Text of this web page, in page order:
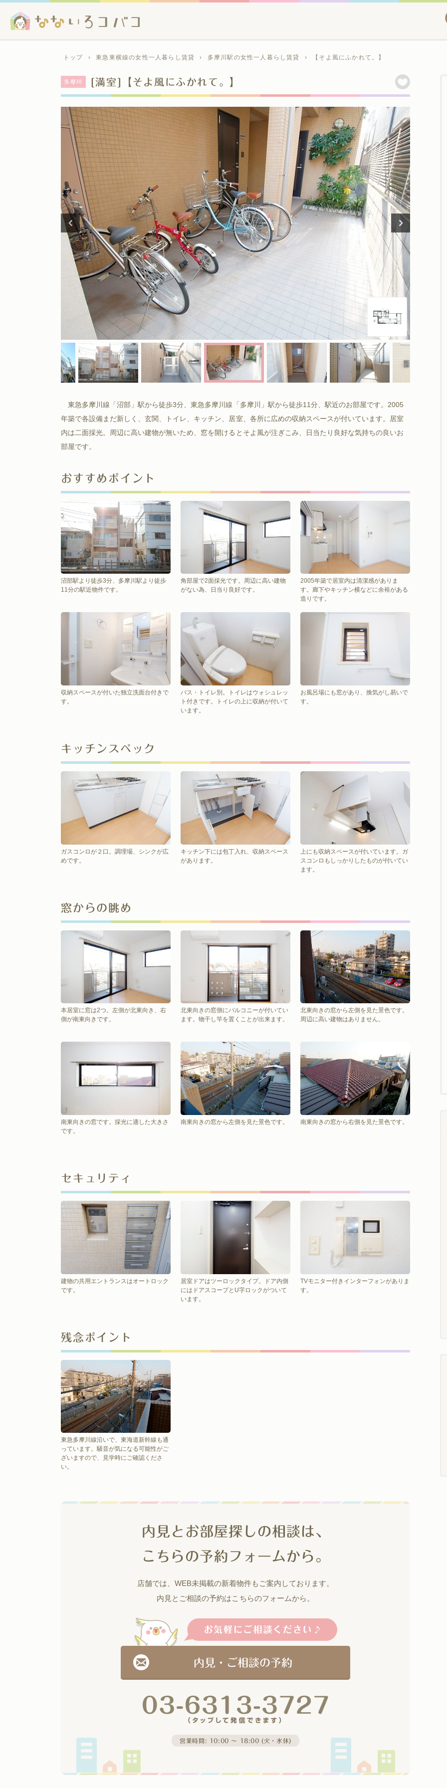
トップ › 東急東横線の女性一人暮らし賃貸 › 多摩川駅の女性一人暮らし賃貸 › 【そよ風にふかれて。】
多摩川 [満室]【そよ風にふかれて。】
東急多摩川線「沼部」駅から徒歩3分、東急多摩川線「多摩川」駅から徒歩11分、駅近のお部屋です。2005
年築で各設備まだ新しく、玄関、トイレ、キッチン、居室、各所に広めの収納スペースが付いています。居室
内は二面採光。周辺に高い建物が無いため、窓を開けるとそよ風が注ぎこみ、日当たり良好な気持ちの良いお
部屋です。
おすすめポイント
沼部駅より徒歩3分、多摩川駅より徒歩
11分の駅近物件です。
角部屋で2面採光です。周辺に高い建物
がない為、日当り良好です。
2005年築で居室内は清潔感がありま
す。廊下やキッチン横などに余裕がある
造りです。
収納スペースが付いた独立洗面台付きで
す。
バス・トイレ別。トイレはウォシュレッ
ト付きです。トイレの上に収納が付いて
います。
お風呂場にも窓があり、換気がし易いで
す。
キッチンスペック
ガスコンロが２口。調理場、シンクが広
めです。
キッチン下には包丁入れ、収納スペース
があります。
上にも収納スペースが付いています。ガ
スコンロもしっかりしたものが付いてい
ます。
窓からの眺め
本居室に窓は2つ。左側が北東向き、右
側が南東向きです。
北東向きの窓側にバルコニーが付いてい
ます。物干し竿を置くことが出来ます。
北東向きの窓から左側を見た景色です。
周辺に高い建物はありません。
南東向きの窓です。採光に適した大きさ
です。
南東向きの窓から左側を見た景色です。 南東向きの窓から右側を見た景色です。
セキュリティ
建物の共用エントランスはオートロック
です。
居室ドアはツーロックタイプ。ドア内側
にはドアスコープとU字ロックがついて
います。
TVモニター付きインターフォンがありま
す。
残念ポイント
東急多摩川線沿いで、東海道新幹線も通
っています。騒音が気になる可能性がご
ざいますので、見学時にご確認くださ
い。
内見とお部屋探しの相談は、
こちらの予約フォームから。
店舗では、WEB未掲載の新着物件もご案内しております。
内見とご相談の予約はこちらのフォームから。
内見・ご相談の予約
営業時間: 10:00 〜 18:00 (火・水休)